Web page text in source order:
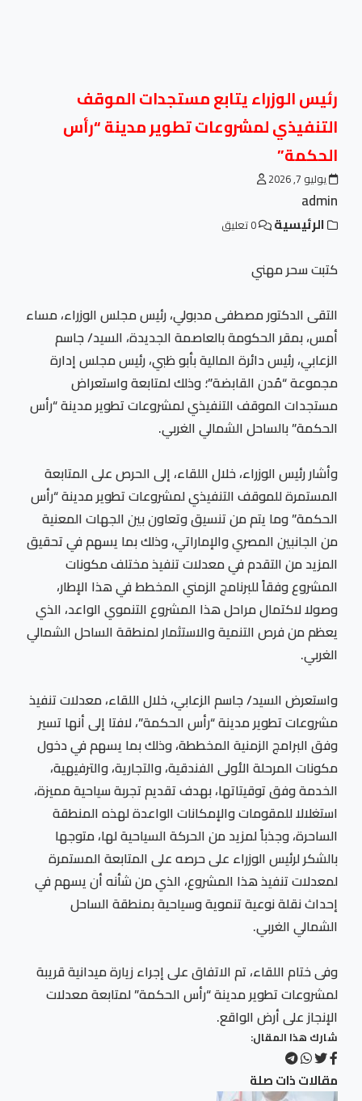
رئيس الوزراء يتابع مستجدات الموقف
التنفيذي لمشروعات تطوير مدينة “رأس
الحكمة”
يوليو 7, 2026
admin
الرئيسية
كتبت سحر مهني
التقى الدكتور مصطفى مدبولي، رئيس مجلس الوزراء، مساء
أمس، بمقر الحكومة بالعاصمة الجديدة، السيد/ جاسم
الزعابي، رئيس دائرة المالية بأبو ظبي، رئيس مجلس إدارة
مجموعة “مُدن القابضة”؛ وذلك لمتابعة واستعراض
مستجدات الموقف التنفيذي لمشروعات تطوير مدينة “رأس
الحكمة” بالساحل الشمالي الغربي.
وأشار رئيس الوزراء، خلال اللقاء، إلى الحرص على المتابعة
المستمرة للموقف التنفيذي لمشروعات تطوير مدينة “رأس
الحكمة” وما يتم من تنسيق وتعاون بين الجهات المعنية
من الجانبين المصري والإماراتي، وذلك بما يسهم في تحقيق
المزيد من التقدم في معدلات تنفيذ مختلف مكونات
المشروع وفقاً للبرنامج الزمني المخطط في هذا الإطار،
وصولا لاكتمال مراحل هذا المشروع التنموي الواعد، الذي
يعظم من فرص التنمية والاستثمار لمنطقة الساحل الشمالي
الغربي.
واستعرض السيد/ جاسم الزعابي، خلال اللقاء، معدلات تنفيذ
مشروعات تطوير مدينة “رأس الحكمة”، لافتا إلى أنها تسير
وفق البرامج الزمنية المخططة، وذلك بما يسهم في دخول
مكونات المرحلة الأولى الفندقية، والتجارية، والترفيهية،
الخدمة وفق توقيتاتها، بهدف تقديم تجربة سياحية مميزة،
استغلالا للمقومات والإمكانات الواعدة لهذه المنطقة
الساحرة، وجذباً لمزيد من الحركة السياحية لها، متوجها
بالشكر لرئيس الوزراء على حرصه على المتابعة المستمرة
لمعدلات تنفيذ هذا المشروع، الذي من شأنه أن يسهم في
إحداث نقلة نوعية تنموية وسياحية بمنطقة الساحل
الشمالي الغربي.
وفى ختام اللقاء، تم الاتفاق على إجراء زيارة ميدانية قريبة
لمشروعات تطوير مدينة “رأس الحكمة” لمتابعة معدلات
الإنجاز على أرض الواقع.
شارك هذا المقال:
مقالات ذات صلة